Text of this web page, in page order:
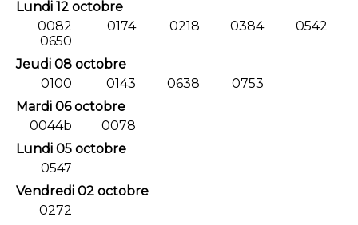
Lundi 12 octobre
0082
0174 0218 0384
0542
0650
Jeudi 08 octobre
0100
0143 0638
0753
Mardi 06 octobre
0044b
0078
Lundi 05 octobre
0547
Vendredi 02 octobre
0272